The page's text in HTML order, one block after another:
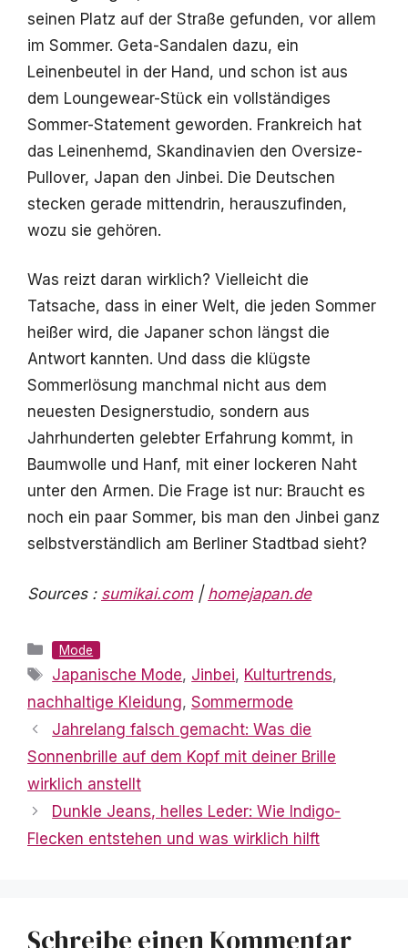
seinen Platz auf der Straße gefunden, vor allem
im Sommer. Geta-Sandalen dazu, ein
Leinenbeutel in der Hand, und schon ist aus
dem Loungewear-Stück ein vollständiges
Sommer-Statement geworden. Frankreich hat
das Leinenhemd, Skandinavien den Oversize-
Pullover, Japan den Jinbei. Die Deutschen
stecken gerade mittendrin, herauszufinden,
wozu sie gehören.
Was reizt daran wirklich? Vielleicht die
Tatsache, dass in einer Welt, die jeden Sommer
heißer wird, die Japaner schon längst die
Antwort kannten. Und dass die klügste
Sommerlösung manchmal nicht aus dem
neuesten Designerstudio, sondern aus
Jahrhunderten gelebter Erfahrung kommt, in
Baumwolle und Hanf, mit einer lockeren Naht
unter den Armen. Die Frage ist nur: Braucht es
noch ein paar Sommer, bis man den Jinbei ganz
selbstverständlich am Berliner Stadtbad sieht?
Sources : sumikai.com| homejapan.de
Kategorien
Mode
Schlagwörter
Japanische Mode, Jinbei, Kulturtrends,
nachhaltige Kleidung, Sommermode
Jahrelang falsch gemacht: Was die
Sonnenbrille auf dem Kopf mit deiner Brille
wirklich anstellt
Dunkle Jeans, helles Leder: Wie Indigo-
Flecken entstehen und was wirklich hilft
Schreibe einen Kommentar